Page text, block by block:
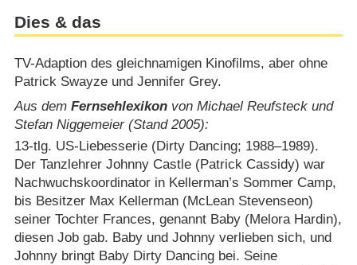
Dies & das
TV-Adaption des gleichnamigen Kinofilms, aber ohne
Patrick Swayze und Jennifer Grey.
Aus dem Fernsehlexikonvon Michael Reufsteck und
Stefan Niggemeier (Stand 2005):
13-tlg. US-Liebesserie (Dirty Dancing; 1988⁠–⁠1989).
Der Tanzlehrer Johnny Castle (Patrick Cassidy) war
Nachwuchskoordinator in Kellerman’s Sommer Camp,
bis Besitzer Max Kellerman (McLean Stevenseon)
seiner Tochter Frances, genannt Baby (Melora Hardin),
diesen Job gab. Baby und Johnny verlieben sich, und
Johnny bringt Baby Dirty Dancing bei. Seine